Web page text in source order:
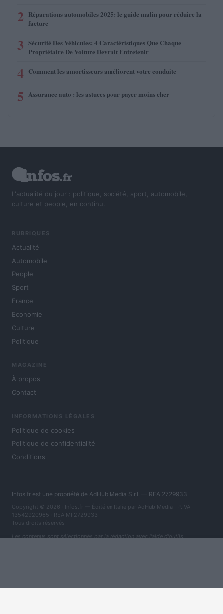
2 Réparations automobiles 2025: le guide malin pour réduire la
facture
3 Sécurité Des Véhicules: 4 Caractéristiques Que Chaque
Propriétaire De Voiture Devrait Entretenir
4 Comment les amortisseurs améliorent votre conduite
5 Assurance auto : les astuces pour payer moins cher
L'actualité du jour : politique, société, sport, automobile,
culture et people, en continu.
RUBRIQUES
Actualité
Automobile
People
Sport
France
Economie
Culture
Politique
MAGAZINE
À propos
Contact
INFORMATIONS LÉGALES
Politique de cookies
Politique de confidentialité
Conditions
Infos.fr est une propriété de AdHub Media S.r.l. — REA 2729933
Copyright © 2026 · Infos.fr — Édité en Italie par AdHub Media · P.IVA
13542920965 · REA MI 2729933
Tous droits réservés
Les contenus sont sélectionnés par la rédaction avec l'aide d'outils